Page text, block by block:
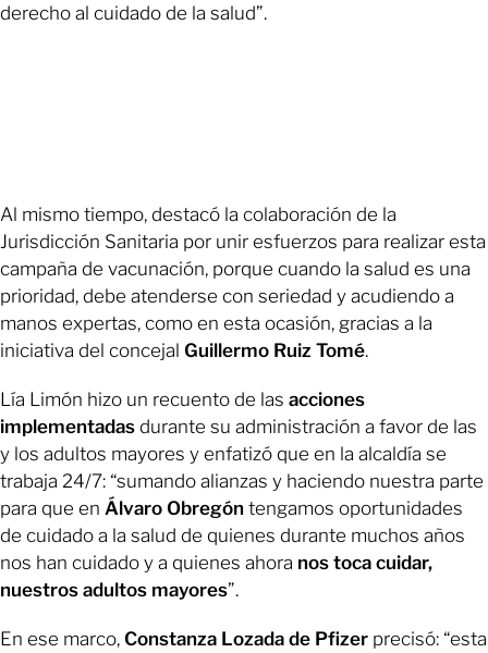
derecho al cuidado de la salud”.
Al mismo tiempo, destacó la colaboración de la
Jurisdicción Sanitaria por unir esfuerzos para realizar esta
campaña de vacunación, porque cuando la salud es una
prioridad, debe atenderse con seriedad y acudiendo a
manos expertas, como en esta ocasión, gracias a la
iniciativa del concejal Guillermo Ruiz Tomé.
Lía Limón hizo un recuento de las acciones
implementadas durante su administración a favor de las
y los adultos mayores y enfatizó que en la alcaldía se
trabaja 24/7: “sumando alianzas y haciendo nuestra parte
para que en Álvaro Obregón tengamos oportunidades
de cuidado a la salud de quienes durante muchos años
nos han cuidado y a quienes ahora nos toca cuidar,
nuestros adultos mayores”.
En ese marco, Constanza Lozada de Pfizer precisó: “esta